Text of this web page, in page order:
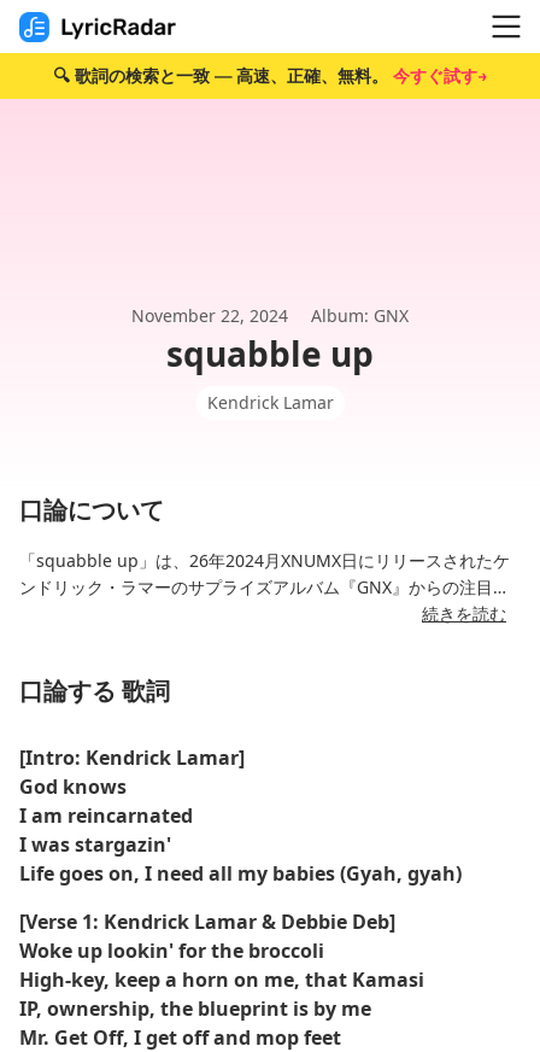
🔍 歌詞の検索と一致 — 高速、正確、無料。 今すぐ試す→
November 22, 2024 Album: GNX
squabble up
Kendrick Lamar
口論について
「squabble up」は、26年2024月XNUMX日にリリースされたケ
ンドリック・ラマーのサプライズアルバム『GNX』からの注目ト
Hear Music」をサンプリングしたもので、ノスタルジックな雰囲
す。Gファンク、ハイファイ、さらにはマリアッチの要素までもが
融合した、大胆でジャンルを超越したサウンドとして高く評価さ
れています。
批評家たちは、そのエネルギッシュなプロダクション、鋭い歌
詞、そしてケンドリックのアーティストとしての継続的な進化を
獲得し、商業的かつ文化的な影響力を確固たるものにした。
続きを読む
口論する 歌詞
[Intro: Kendrick Lamar]
God knows
I am reincarnated
I was stargazin'
Life goes on, I need all my babies (Gyah, gyah)
[Verse 1: Kendrick Lamar & Debbie Deb]
Woke up lookin' for the broccoli
High-key, keep a horn on me, that Kamasi
IP, ownership, the blueprint is by me
Mr. Get Off, I get off and mop feet